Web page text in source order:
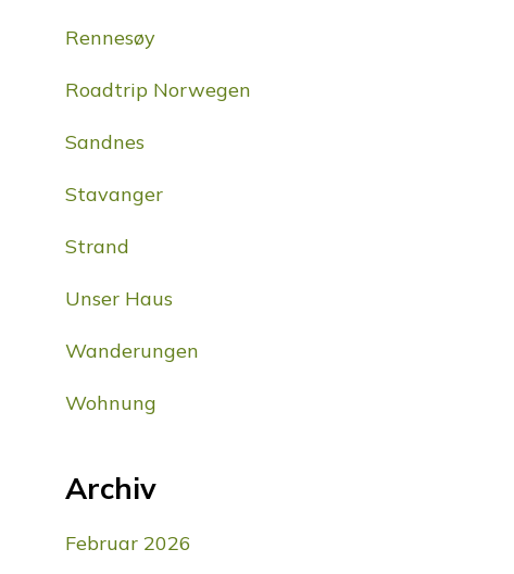
Rennesøy
Roadtrip Norwegen
Sandnes
Stavanger
Strand
Unser Haus
Wanderungen
Wohnung
Archiv
Februar 2026